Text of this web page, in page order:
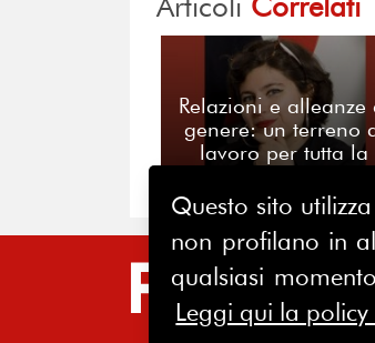
Relazioni e alleanze
genere: un terreno
lavoro per tutta la
Questo sito
non profilano in
qualsiasi
Leggi qui la policy